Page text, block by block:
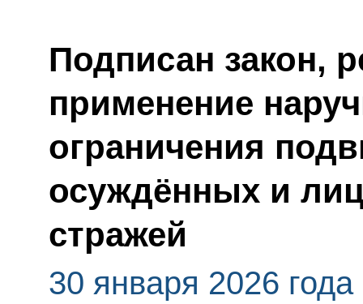
Подписан закон,
применение
ограничения
осуждённых и
стражей
30 января 2026 года